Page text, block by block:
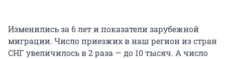
Изменились за 6 лет и показатели зарубежной
миграции. Число приезжих в наш регион из стран
СНГ увеличилось в 2 раза — до 10 тысяч. А число